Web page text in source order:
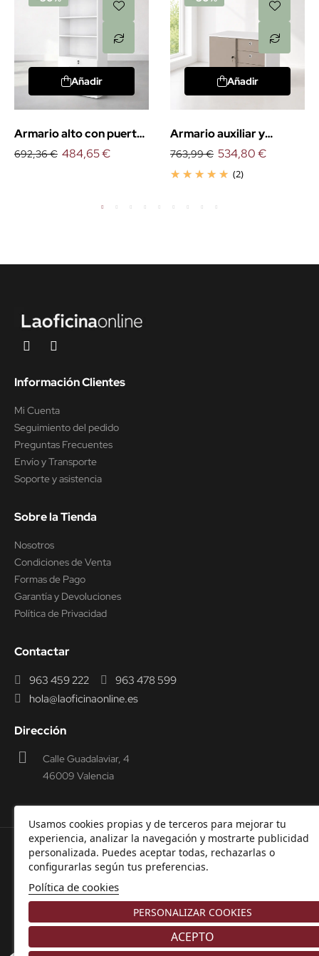
Añadir
Armario alto con puertas
bajas
692,36 € 484,65 €
Añadir
Armario auxiliar y
cajonera Serie G3
763,99 €
(2)
534,80 €
Usamos cookies propias y de terceros para mejorar tu
experiencia, analizar la navegación y mostrarte publicidad
personalizada. Puedes aceptar todas, rechazarlas o
configurarlas según tus preferencias.
Política de cookies
PERSONALIZAR COOKIES
ACEPTO
Información Clientes
Mi Cuenta
Seguimiento del pedido
Preguntas Frecuentes
Envío y Transporte
Soporte y asistencia
Sobre la Tienda
Nosotros
Condiciones de Venta
Formas de Pago
Garantía y Devoluciones
Política de Privacidad
Contactar
963 459 222
963 478 599
hola@laoficinaonline.es
Dirección
Calle Guadalaviar, 4
46009 Valencia
© 2000-2026 Laoficinaonline.SIDEOFFICE, S.L. CIF
B98914336 - Aviso Legal -Política de cookies
Privacidad